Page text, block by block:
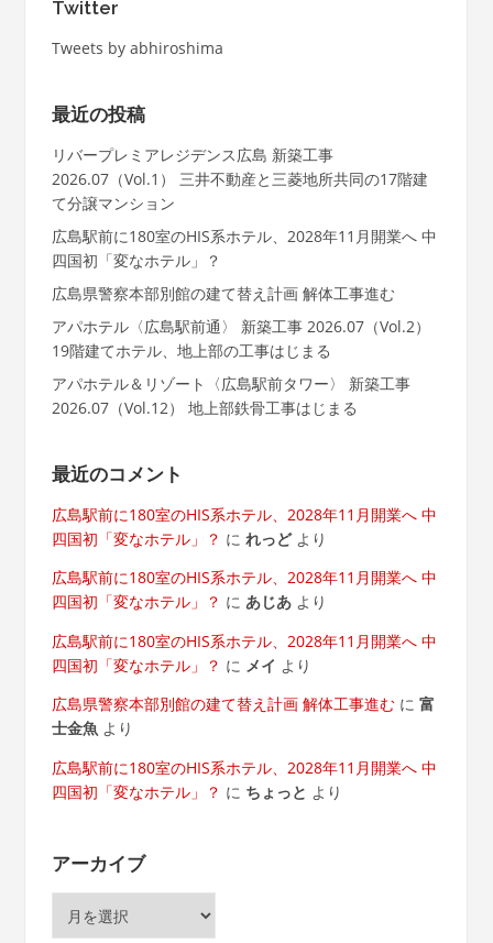
Twitter
Tweets by abhiroshima
最近の投稿
リバープレミアレジデンス広島 新築工事
2026.07（Vol.1） 三井不動産と三菱地所共同の17階建
て分譲マンション
広島駅前に180室のHIS系ホテル、2028年11月開業へ 中
四国初「変なホテル」？
広島県警察本部別館の建て替え計画 解体工事進む
アパホテル〈広島駅前通〉 新築工事 2026.07（Vol.2）
19階建てホテル、地上部の工事はじまる
アパホテル＆リゾート〈広島駅前タワー〉 新築工事
2026.07（Vol.12） 地上部鉄骨工事はじまる
最近のコメント
広島駅前に180室のHIS系ホテル、2028年11月開業へ 中
四国初「変なホテル」？ に れっどより
広島駅前に180室のHIS系ホテル、2028年11月開業へ 中
四国初「変なホテル」？ に あじあより
広島駅前に180室のHIS系ホテル、2028年11月開業へ 中
四国初「変なホテル」？ に メイ より
広島県警察本部別館の建て替え計画 解体工事進むに 富
士金魚より
広島駅前に180室のHIS系ホテル、2028年11月開業へ 中
四国初「変なホテル」？ に ちょっと より
アーカイブ